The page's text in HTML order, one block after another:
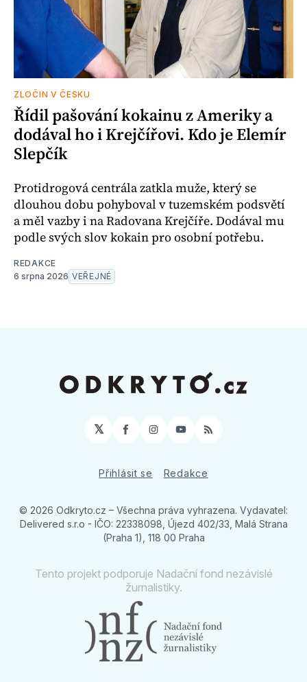
ZLOČIN V ČESKU
Řídil pašování kokainu z Ameriky a
dodával ho i Krejčířovi. Kdo je Elemír
Slepčík
Protidrogová centrála zatkla muže, který se
dlouhou dobu pohyboval v tuzemském podsvětí
a měl vazby i na Radovana Krejčíře. Dodával mu
podle svých slov kokain pro osobní potřebu.
REDAKCE
6 srpna 2026 VEŘEJNÉ
𝕏 Facebook
Instagram
YouTube
RSS
Přihlásit se Redakce
© 2026 Odkryto.cz – Všechna práva vyhrazena. Vydavatel:
Delivered s.r.o - IČO: 22338098, Újezd 402/33, Malá Strana
(Praha 1), 118 00 Praha
Tento projekt podporuje Nadační fond nezávislé
žurnalistiky.